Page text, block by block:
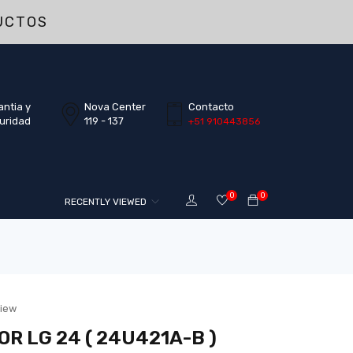
y
Nova Center
119 - 137
Contacto
+51 910443856
0
0
RECENTLY VIEWED
LG 24 ( 24U421A-B )